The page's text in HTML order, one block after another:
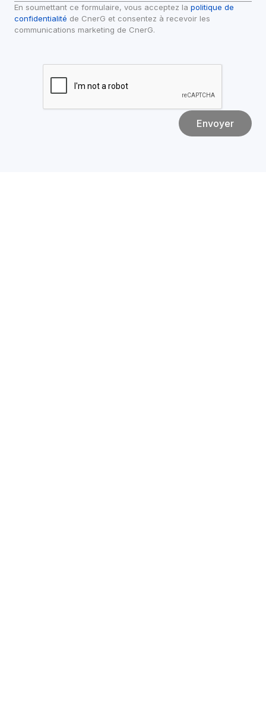
En soumettant ce formulaire, vous acceptez la politique de
confidentialité de CnerG et consentez à recevoir les
communications marketing de CnerG.
Envoyer